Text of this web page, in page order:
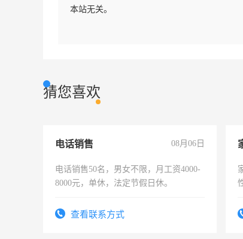
本站无关。
猜您喜欢
电话销售 08月06日
电话销售50名，男女不限，月工资4000-
8000元，单休，法定节假日休。
查看联系方式